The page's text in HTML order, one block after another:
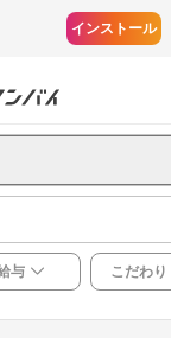
インストール
与 こだわり